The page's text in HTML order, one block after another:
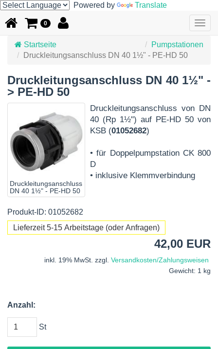
Powered by Translate
0
Startseite
Pumpstationen
Druckleitungsanschluss DN 40 1½" - PE-HD 50
Druckleitungsanschluss DN 40 1½" -
> PE-HD 50
Druckleitungsanschluss
DN 40 1½" - PE-HD 50
Druckleitungsanschluss von DN
40 (Rp 1½") auf PE-HD 50 von
KSB (01052682)
• für Doppelpumpstation CK 800
D
• inklusive Klemmverbindung
Produkt-ID: 01052682
Lieferzeit 5-15 Arbeitstage (oder Anfragen)
42,00 EUR
inkl. 19% MwSt. zzgl. Versandkosten/Zahlungsweisen
Gewicht: 1 kg
Anzahl:
St